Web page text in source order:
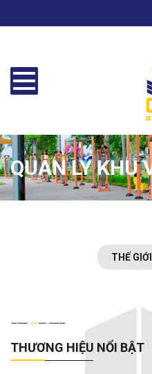
QUẢN LÝ KHU
THẾ GIỚI
THƯƠNG HIỆU NỔI BẬT